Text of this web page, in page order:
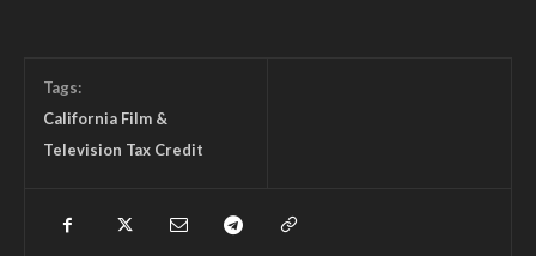
Tags:
California Film &
Television Tax Credit